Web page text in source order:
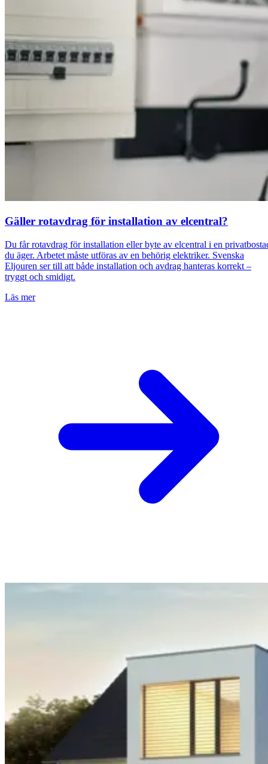
Gäller rotavdrag för installation av elcentral?
Du får rotavdrag för installation eller byte av elcentral i en
du äger. Arbetet måste utföras av en behörig elektriker. Svenska
Eljouren ser till att både installation och avdrag hanteras korrekt –
tryggt och smidigt.
Läs mer